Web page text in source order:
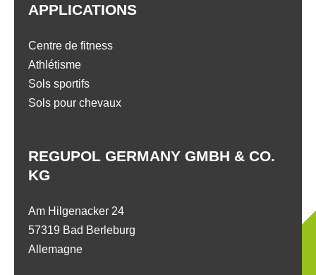
REGUPOL GERMANY GMBH & CO.
KG
Am Hilgenacker 24
57319 Bad Berleburg
Allemagne
APPLICATIONS
Centre de fitness
Athlétisme
Sols sportifs
Sols pour chevaux